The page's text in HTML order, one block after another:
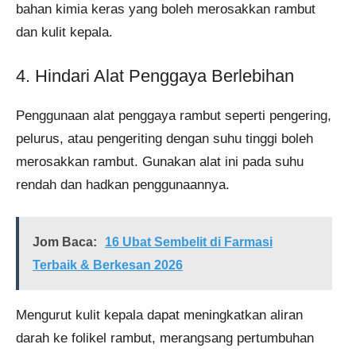
bahan kimia keras yang boleh merosakkan rambut
dan kulit kepala.
4. Hindari Alat Penggaya Berlebihan
Penggunaan alat penggaya rambut seperti pengering,
pelurus, atau pengeriting dengan suhu tinggi boleh
merosakkan rambut. Gunakan alat ini pada suhu
rendah dan hadkan penggunaannya.
Jom Baca:
16 Ubat Sembelit di Farmasi
Terbaik & Berkesan 2026
Mengurut kulit kepala dapat meningkatkan aliran
darah ke folikel rambut, merangsang pertumbuhan